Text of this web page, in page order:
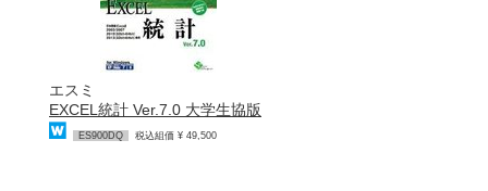
エスミ
EXCEL統計 Ver.7.0 大学生協版
ES900DQ 税込組価 ¥ 49,500